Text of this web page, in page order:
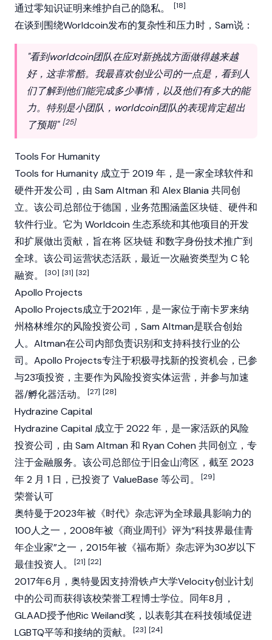
通过零知识证明来维护自己的隐私。
[18]
在谈到围绕Worldcoin发布的复杂性和压力时，Sam说：
"看到worldcoin团队在应对新挑战方面做得越来越
好，这非常酷。我最喜欢创业公司的一点是，看到人
们了解到他们能完成多少事情，以及他们有多大的能
力。特别是小团队，worldcoin团队的表现肯定超出
了预期" [25]
Tools For Humanity
Tools for Humanity 成立于 2019 年，是一家全球软件和
硬件开发公司，由 Sam Altman 和 Alex Blania 共同创
立。该公司总部位于德国，业务范围涵盖区块链、硬件和
软件行业。它为 Worldcoin 生态系统和其他项目的开发
和扩展做出贡献，旨在将 区块链和数字身份技术推广到
全球。该公司运营状态活跃，最近一次融资类型为 C 轮
融资。
[30] [31] [32]
Apollo Projects
Apollo Projects成立于2021年，是一家位于南卡罗来纳
州格林维尔的风险投资公司，Sam Altman是联合创始
人。Altman在公司内部负责识别和支持科技行业的公
司。Apollo Projects专注于积极寻找新的投资机会，已参
与23项投资，主要作为风险投资实体运营，并参与加速
器/孵化器活动。
[27] [28]
Hydrazine Capital
Hydrazine Capital 成立于 2022 年，是一家活跃的风险
投资公司，由 Sam Altman 和 Ryan Cohen 共同创立，专
注于金融服务。该公司总部位于旧金山湾区，截至 2023
年 2 月 1 日，已投资了 ValueBase 等公司。
[29]
荣誉认可
奥特曼于2023年被《时代》杂志评为全球最具影响力的
100人之一，2008年被《商业周刊》评为“科技界最佳青
年企业家”之一，2015年被《福布斯》杂志评为30岁以下
最佳投资人。
[21] [22]
2017年6月，奥特曼因支持滑铁卢大学Velocity创业计划
中的公司而获得该校荣誉工程博士学位。同年8月，
GLAAD授予他Ric Weiland奖，以表彰其在科技领域促进
LGBTQ平等和接纳的贡献。
[23] [24]